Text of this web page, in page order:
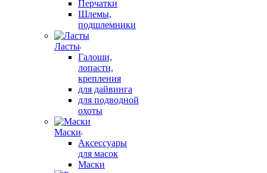
Перчатки
Шлемы,
подшлемники
Ласты
Галоши,
лопасти,
крепления
для дайвинга
для подводной
охоты
Маски
Аксессуары
для масок
Маски